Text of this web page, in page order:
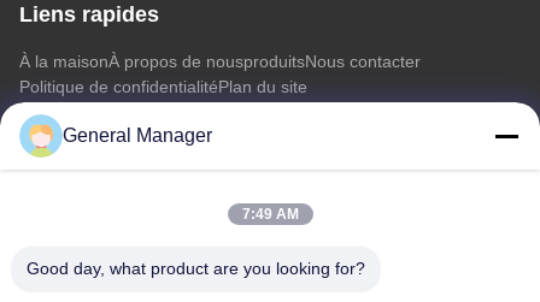
Liens rapides
À la maisonÀ propos de nousproduitsNous contacter
Politique de confidentialitéPlan du site
Nous contacter
Adresse: Rue Xingfu, district de Licheng, ville de Jinan,
General Manager
7:49 AM
Good day, what product are you looking for?